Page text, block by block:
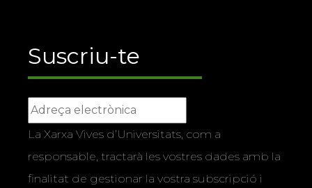
Suscriu-te
La Xarxa Vives d’Universitats, com a
responsable, tractarà les vostres dades amb la
finalitat de gestionar la vostra subscripció i